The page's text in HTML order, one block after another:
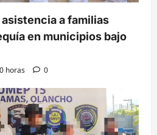
a familias
en municipios bajo
horas 0